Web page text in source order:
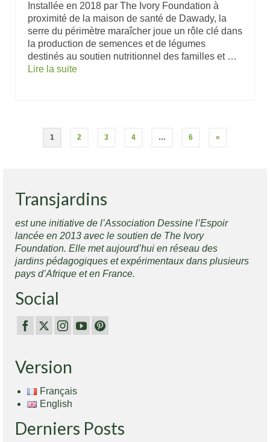
Installée en 2018 par The Ivory Foundation à
proximité de la maison de santé de Dawady, la
serre du périmètre maraîcher joue un rôle clé dans
la production de semences et de légumes
destinés au soutien nutritionnel des familles et …
Lire la suite
1 2 3 4 … 6 »
Transjardins
est une initiative de l’Association Dessine l’Espoir
lancée en 2013 avec le soutien de The Ivory
Foundation. Elle met aujourd’hui en réseau des
jardins pédagogiques et expérimentaux dans plusieurs
pays d’Afrique et en France.
Social
Version
Français
English
Derniers Posts